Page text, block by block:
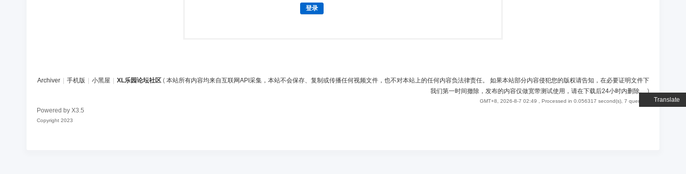
Translate
登录
Archiver 手机版 小黑屋 XL乐园论坛社区 ( 本站所有内容均来自互联网API采集，本站不会保存、复制或传播任何视频文件，也不对本站上的任何内容负法律责任。 如果本站部分内容侵犯您的版权请告知，在必要证明文件下
我们第一时间撤除，发布的内容仅做宽带测试使用，请在下载后24小时内删除。)
GMT+8, 2026-8-7 02:49 , Processed in 0.056317 second(s), 7 queries .
Powered by X3.5
Copyright 2023